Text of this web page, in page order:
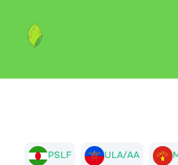
PSLF ULA/AA